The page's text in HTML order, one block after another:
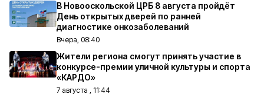
В Новооскольской ЦРБ 8 августа пройдёт
День открытых дверей по ранней
диагностике онкозаболеваний
Вчера, 08:40
Жители региона смогут принять участие в
конкурсе-премии уличной культуры и спорта
«КАРДО»
7 августа , 11:44